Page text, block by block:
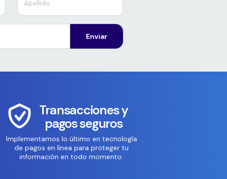
Enviar
Transacciones y
pagos seguros
Implementamos lo último en tecnología
de pagos en línea para proteger tu
información en todo momento.